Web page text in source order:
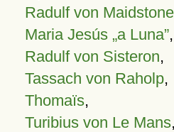
Radulf von Maidstone
Maria Jesús „a Luna”,
Radulf von Sisteron,
Tassach von Raholp,
Thomaïs,
Turibius von Le Mans,